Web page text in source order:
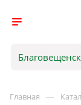
Благовещенск
Главная —